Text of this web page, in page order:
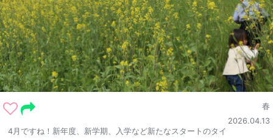
春
2026.04.13
4月ですね！新年度、新学期、入学など新たなスタートのタイ